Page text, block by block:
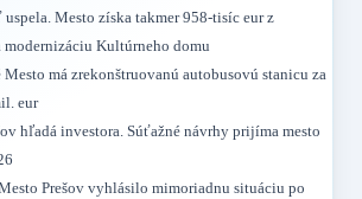
Mesto získa takmer 958-tisíc eur z
modernizáciu Kultúrneho domu
má zrekonštruovanú autobusovú stanicu za
eur
hľadá investora. Súťažné návrhy prijíma mesto
Prešov vyhlásilo mimoriadnu situáciu po